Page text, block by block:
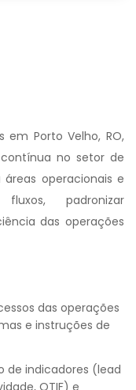
em Porto Velho, RO,
no setor de
operacionais e
padronizar
das operações
das operações
e instruções de
de indicadores (lead
OTIF) e